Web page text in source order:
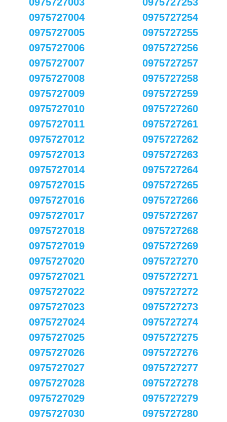
0975727004
0975727005
0975727006
0975727007
0975727008
0975727009
0975727010
0975727011
0975727012
0975727013
0975727014
0975727015
0975727016
0975727017
0975727018
0975727019
0975727020
0975727021
0975727022
0975727023
0975727024
0975727025
0975727026
0975727027
0975727028
0975727029
0975727030
0975727254
0975727255
0975727256
0975727257
0975727258
0975727259
0975727260
0975727261
0975727262
0975727263
0975727264
0975727265
0975727266
0975727267
0975727268
0975727269
0975727270
0975727271
0975727272
0975727273
0975727274
0975727275
0975727276
0975727277
0975727278
0975727279
0975727280